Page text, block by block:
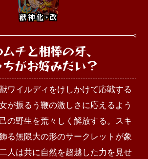
獣神化･改
チと相棒の牙、
ちがお好みだい？
ワイルディをけしかけて応戦する
が振るう鞭の激しさに応えるよう
の野生を荒々しく解放する。スキ
る無限大の形のサークレットが象
人は共に自然を超越した力を見せ